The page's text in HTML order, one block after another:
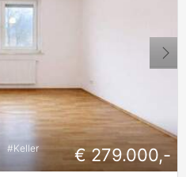
#Keller
€ 279.000,-